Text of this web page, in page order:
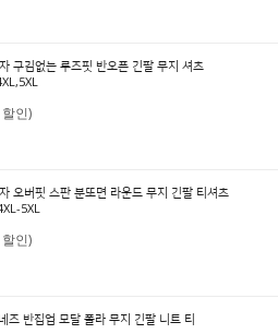
구김없는 루즈핏 반오픈 긴팔 무지 셔츠
인)
오버핏 스판 분또면 라운드 무지 긴팔 티셔츠
5XL
인)
즈 반집업 모달 폴라 무지 긴팔 니트 티